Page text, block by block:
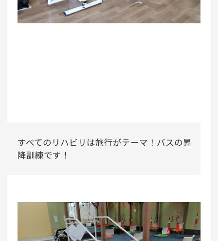
すべてのリハビリは旅行がテーマ！バスの昇
降訓練です！